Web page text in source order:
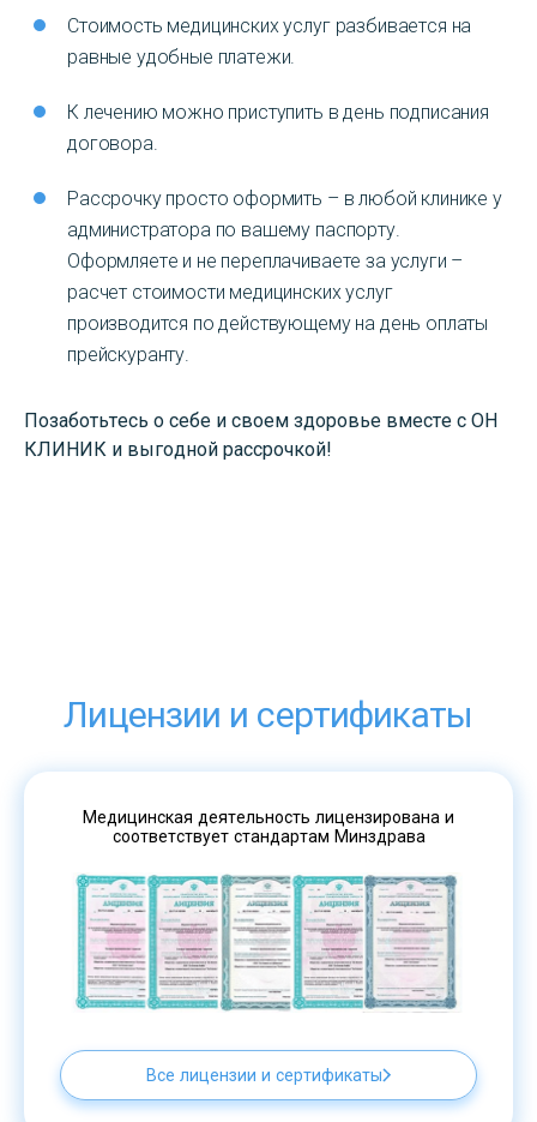
Стоимость медицинских услуг разбивается на
равные удобные платежи.
К лечению можно приступить в день подписания
договора.
Рассрочку просто оформить – в любой клинике у
администратора по вашему паспорту.
Оформляете и не переплачиваете за услуги –
расчет стоимости медицинских услуг
производится по действующему на день оплаты
прейскуранту.
Позаботьтесь о себе и своем здоровье вместе с ОН
КЛИНИК и выгодной рассрочкой!
Лицензии и сертификаты
Медицинская деятельность лицензирована и
соответствует стандартам Минздрава
Все лицензии и сертификаты